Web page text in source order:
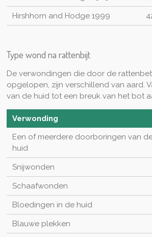
Hirshhorn and Hodge 1999
Type wond na rattenbijt
De verwondingen die door de
opgelopen, zijn verschillend van aard.
van de huid tot een breuk van het bot
Verwonding
Een of meerdere doorboringen van
huid
Snijwonden
Schaafwonden
Bloedingen in de huid
Blauwe plekken